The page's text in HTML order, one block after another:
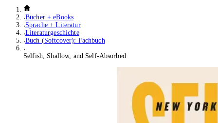
Bücher + eBooks
Sprache + Literatur
Literaturgeschichte
Buch (Softcover): Fachbuch
Selfish, Shallow, and Self-Absorbed